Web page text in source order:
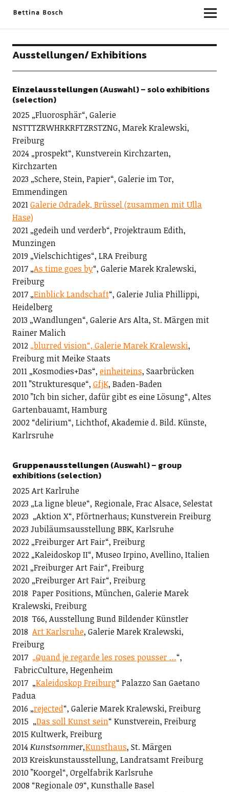
Bettina Bosch
Ausstellungen/ Exhibitions
Einzelausstellungen (Auswahl) – solo exhibitions
(selection)
2025 „Fluorosphär“, Galerie
NSTTTZRWHRKRFTZRSTZNG,Marek Kralewski,
Freiburg
2024 „prospekt“, Kunstverein Kirchzarten,
Kirchzarten
2023 „Schere, Stein, Papier“, Galerie im Tor,
Emmendingen
2021Galerie Odradek, Brüssel (zusammen mit Ulla
Hase)
2021 „gedeih und verderb“, Projektraum Edith,
Munzingen
2019 „Vielschichtiges“, LRA Freiburg
2017 „As time goes by“, Galerie Marek Kralewski,
Freiburg
2017 „Einblick Landschaft“, Galerie Julia Phillippi,
Heidelberg
2013 „Wandlungen“, Galerie Ars Alta, St. Märgen mit
Rainer Malich
2012 „blurred vision“, Galerie Marek Kralewski,
Freiburg mit Meike Staats
2011 „Kosmodies+Das“, einheiteins, Saarbrücken
2011 ”Strukturesque“, GfjK, Baden-Baden
2010 ”Ich bin sicher, dafür gibt es eine Lösung“, Altes
Gartenbauamt, Hamburg
2002 “delirium“, Lichthof, Akademie d. Bild. Künste,
Karlrsruhe
Gruppenausstellungen (Auswahl) – group
exhibitions (selection)
2025 Art Karlruhe
2023 „La ligne bleue“, Regionale, Frac Alsace, Selestat
2023 „Aktion X“, Pförtnerhaus; Kunstverein Freiburg
2023 Jubiläumsausstellung BBK, Karlsruhe
2022 „Freiburger Art Fair“, Freiburg
2022„Kaleidoskop II“, Museo Irpino, Avellino, Italien
2021 „Freiburger Art Fair“, Freiburg
2020 „Freiburger Art Fair“, Freiburg
2018 Paper Positions, München, Galerie Marek
Kralewski, Freiburg
2018 T66, Ausstellung Bund Bildender Künstler
2018 Art Karlsruhe, Galerie Marek Kralewski,
Freiburg
2017 „Quand je regarde les roses pousser …“,
FabricCulture, Hegenheim
2017 „Kaleidoskop Freiburg“ Palazzo San Gaetano
Padua
2016 „rejected“, Galerie Marek Kralewski, Freiburg
2015 „Das soll Kunst sein“ Kunstverein, Freiburg
2015 Kultwerk, Freiburg
2014Kunstsommer,Kunsthaus, St. Märgen
2013 Kreiskunstausstellung, Landratsamt Freiburg
2010 ”Koorgel“, Orgelfabrik Karlsruhe
2008 “Regionale 09“, Kunsthalle Basel